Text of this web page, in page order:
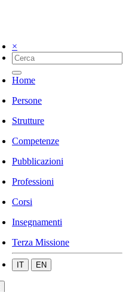
×
Home
Persone
Strutture
Competenze
Pubblicazioni
Professioni
Corsi
Insegnamenti
Terza Missione
IT EN